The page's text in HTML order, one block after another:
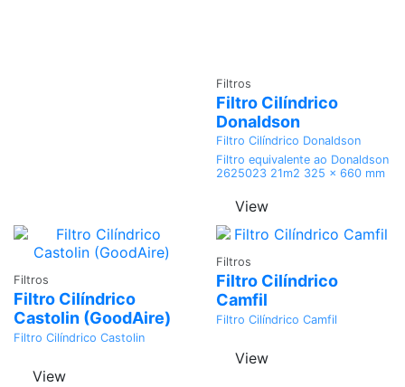
Filtros
Filtro Cilíndrico
Donaldson
Filtro Cilíndrico Donaldson
Filtro equivalente ao Donaldson
2625023 21m2 325 x 660 mm
View
Filtros
Filtro Cilíndrico
Castolin (GoodAire)
Filtro Cilíndrico Castolin
View
Filtros
Filtro Cilíndrico
Camfil
Filtro Cilíndrico Camfil
View